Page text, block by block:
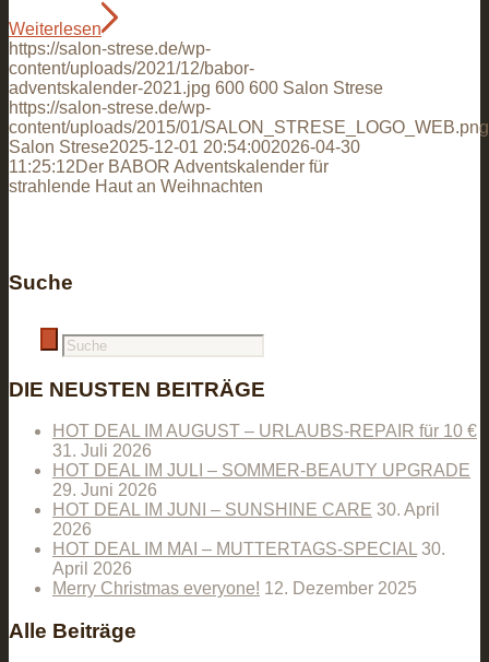
Weiterlesen
https://salon-strese.de/wp-
content/uploads/2021/12/babor-
adventskalender-2021.jpg 600 600 Salon Strese
https://salon-strese.de/wp-
content/uploads/2015/01/SALON_STRESE_LOGO_WEB.png
Salon Strese2025-12-01 20:54:002026-04-30
11:25:12Der BABOR Adventskalender für
strahlende Haut an Weihnachten
Suche
DIE NEUSTEN BEITRÄGE
HOT DEAL IM AUGUST – URLAUBS-REPAIR für 10 €
31. Juli 2026
HOT DEAL IM JULI – SOMMER-BEAUTY UPGRADE
29. Juni 2026
HOT DEAL IM JUNI – SUNSHINE CARE 30. April
2026
HOT DEAL IM MAI – MUTTERTAGS-SPECIAL 30.
April 2026
Merry Christmas everyone! 12. Dezember 2025
Alle Beiträge